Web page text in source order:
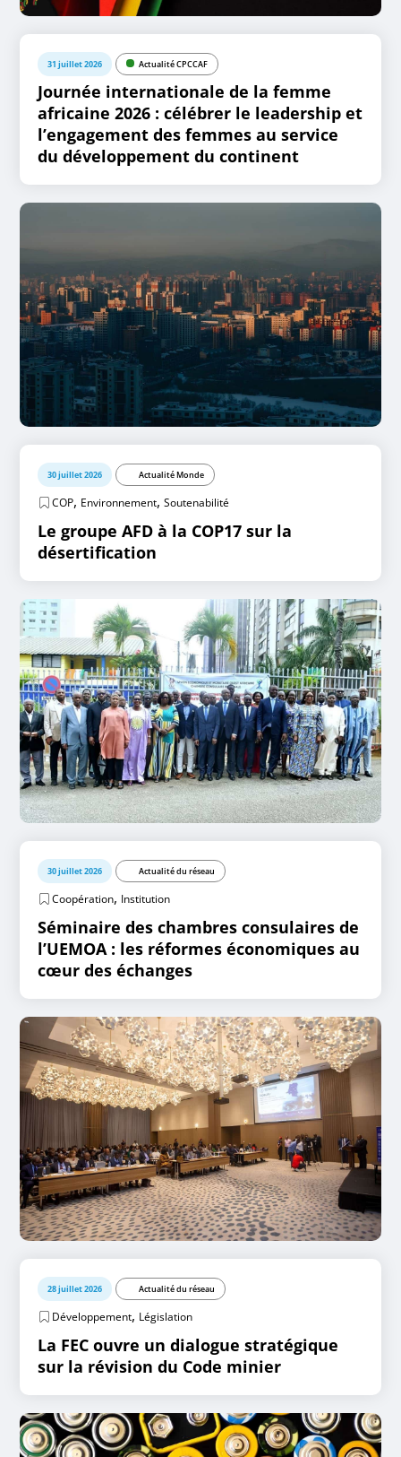
31 juillet 2026 Actualité CPCCAF
Journée internationale de la femme
africaine 2026 : célébrer le leadership et
l’engagement des femmes au service
du développement du continent
30 juillet 2026 Actualité Monde
COP, Environnement,Soutenabilité
Le groupe AFD à la COP17 sur la
désertification
30 juillet 2026 Actualité du réseau
Coopération, Institution
Séminaire des chambres consulaires de
l’UEMOA : les réformes économiques au
cœur des échanges
28 juillet 2026 Actualité du réseau
Développement, Législation
La FEC ouvre un dialogue stratégique
sur la révision du Code minier